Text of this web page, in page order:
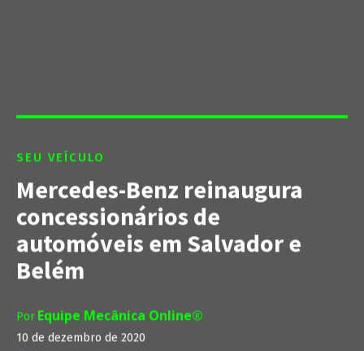
SEU VEÍCULO
Mercedes-Benz reinaugura
concessionários de
automóveis em Salvador e
Belém
Por Equipe Mecânica Online®
10 de dezembro de 2020